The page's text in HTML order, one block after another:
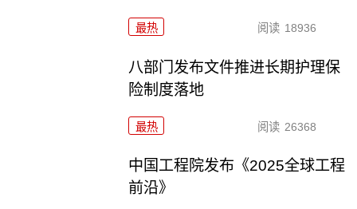
最热 阅读 18936
八部门发布文件推进长期护理保
险制度落地
最热 阅读 26368
中国工程院发布《2025全球工程
前沿》